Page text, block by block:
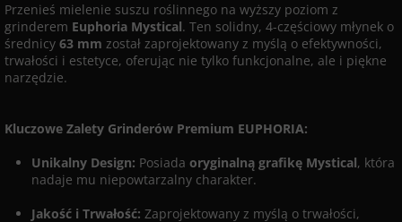
Przenieś mielenie suszu roślinnego na wyższy poziom z
grinderem Euphoria Mystical. Ten solidny, 4-częściowy młynek o
średnicy 63 mm został zaprojektowany z myślą o efektywności,
trwałości i estetyce, oferując nie tylko funkcjonalne, ale i piękne
narzędzie.
Kluczowe Zalety Grinderów Premium EUPHORIA:
Unikalny Design: Posiada oryginalną grafikę Mystical, która
nadaje mu niepowtarzalny charakter.
Jakość i Trwałość: Zaprojektowany z myślą o trwałości,